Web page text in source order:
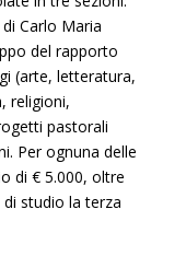
Carlo Maria
del rapporto
(arte, letteratura,
religioni,
pastorali
Per ognuna delle
di € 5.000, oltre
di studio la terza